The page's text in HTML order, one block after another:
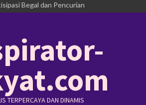
Begal dan Pencurian
TERPERCAYA DAN DINAMIS